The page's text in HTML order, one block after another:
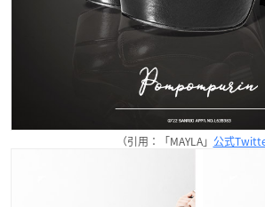
（引用：「MAYLA」 公式